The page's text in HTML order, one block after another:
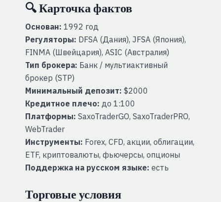
🔍 Карточка фактов
Основан: 1992 год
Регуляторы: DFSA (Дания), JFSA (Япония),
FINMA (Швейцария), ASIC (Австралия)
Тип брокера: Банк / мультиактивный
брокер (STP)
Минимальный депозит: $2000
Кредитное плечо: до 1:100
Платформы: SaxoTraderGO, SaxoTraderPRO,
WebTrader
Инструменты: Forex, CFD, акции, облигации,
ETF, криптовалюты, фьючерсы, опционы
Поддержка на русском языке: есть
Торговые условия